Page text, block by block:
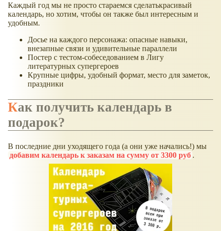
Каждый год мы не просто стараемся сделатькрасивый
календарь, но хотим, чтобы он также был интересным и
удобным.
Досье на каждого персонажа: опасные навыки,
внезапные связи и удивительные параллели
Постер с тестом-собеседованием в Лигу
литературных супергероев
Крупные цифры, удобный формат, место для заметок,
праздники
Как получить календарь в
подарок?
В последние дни уходящего года (а они уже начались!) мы
добавим календарь к заказам на сумму от 3300 руб .